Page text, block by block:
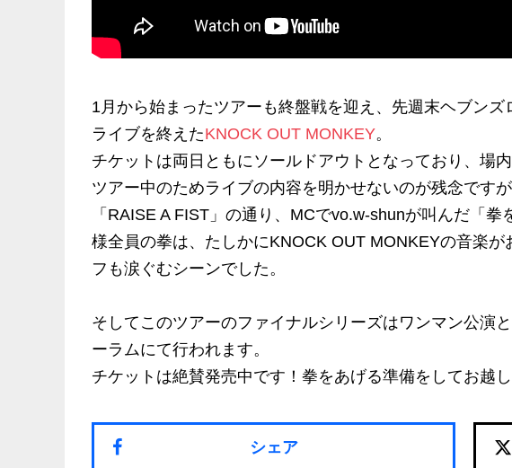
1月から始まったツアーも終盤戦を迎え、先週末ヘブン
ライブを終えたKNOCK OUT MONKEY。
チケットは両日ともにソールドアウトとなっており、場
ツアー中のためライブの内容を明かせないのが残念です
「RAISE A FIST」の通り、MCでvo.w-shunが叫んだ「
様全員の拳は、たしかにKNOCK OUT MONKEYの音楽
フも涙ぐむシーンでした。
そしてこのツアーのファイナルシリーズはワンマン公演
ーラムにて行われます。
チケットは絶賛発売中です！拳をあげる準備をしてお越し
シェア